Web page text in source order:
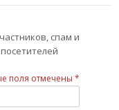
спам и
поля отмечены *